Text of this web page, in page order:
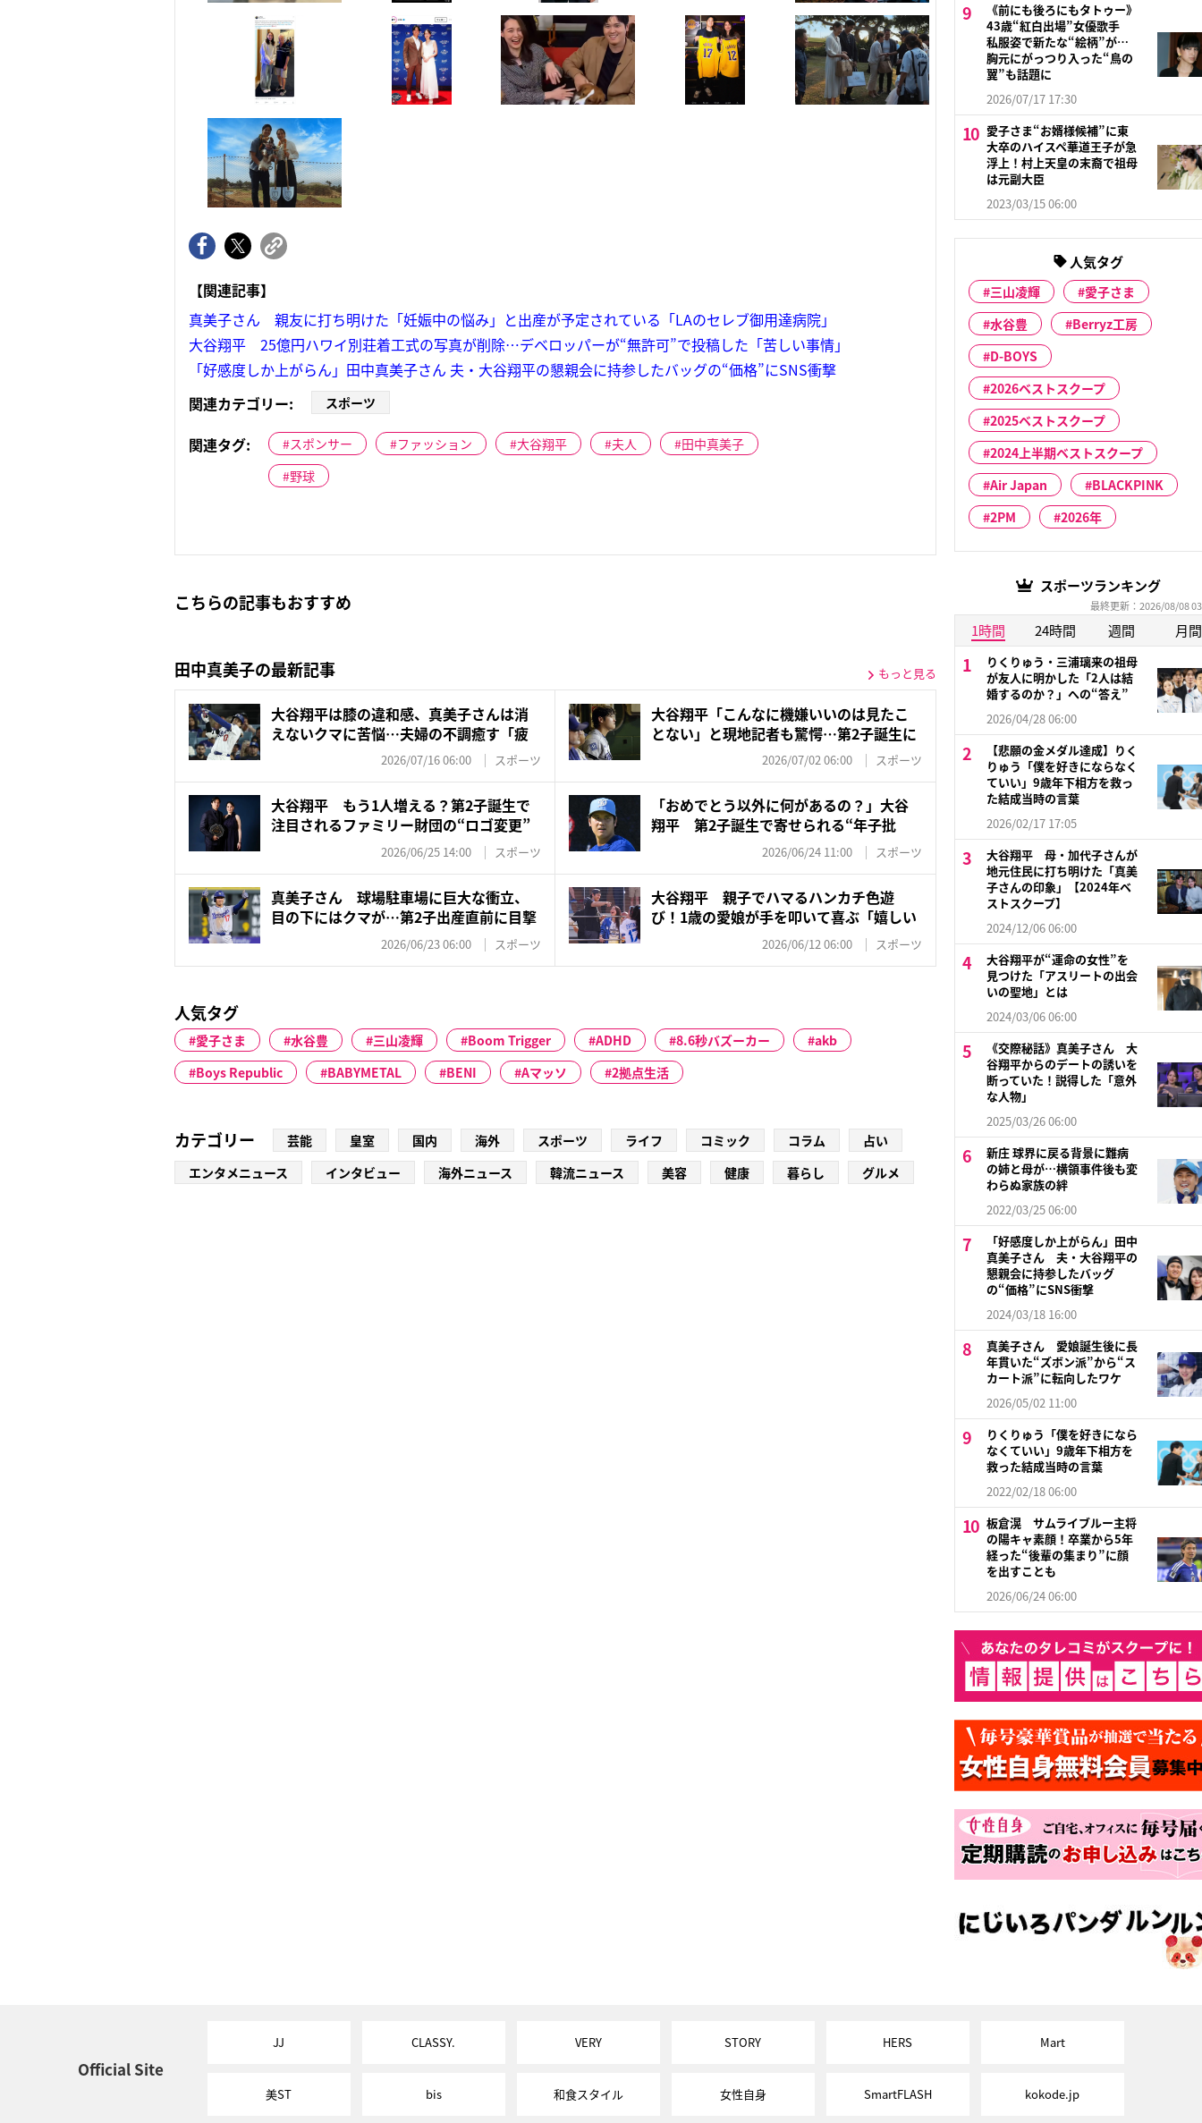
【関連記事】
真美子さん 親友に打ち明けた「妊娠中の悩み」と出産が予定されている「LAのセレブ御用達病院」
大谷翔平 25億円ハワイ別荘着工式の写真が削除…デベロッパーが“無許可”で投稿した「苦しい事情」
「好感度しか上がらん」田中真美子さん 夫・大谷翔平の懇親会に持参したバッグの“価格”にSNS衝撃
関連カテゴリー:
スポーツ
関連タグ: スポンサー ファッション 大谷翔平 夫人
田中真美子
野球
こちらの記事もおすすめ
田中真美子の最新記事 もっと見る
大谷翔平は膝の違和感、真美子さんは消
えないクマに苦悩…夫婦の不調癒す「疲
2026/07/16 06:00 スポーツ
大谷翔平「こんなに機嫌いいのは見たこ
とない」と現地記者も驚愕…第2子誕生に
2026/07/02 06:00 スポーツ
大谷翔平 もう1人増える？第2子誕生で
注目されるファミリー財団の“ロゴ変更”
2026/06/25 14:00 スポーツ
「おめでとう以外に何があるの？」大谷
翔平 第2子誕生で寄せられる“年子批
2026/06/24 11:00 スポーツ
真美子さん 球場駐車場に巨大な衝立、
目の下にはクマが…第2子出産直前に目撃
2026/06/23 06:00 スポーツ
大谷翔平 親子でハマるハンカチ色遊
び！1歳の愛娘が手を叩いて喜ぶ「嬉しい
2026/06/12 06:00 スポーツ
人気タグ
愛子さま 水谷豊 三山凌輝 Boom Trigger ADHD 8.6秒バズーカー
akb
Boys Republic
BABYMETAL BENI Aマッソ 2拠点生活
カテゴリー 芸能 皇室 国内 海外 スポーツ ライフ コミック コラム
占い
エンタメニュース
インタビュー 海外ニュース 韓流ニュース 美容 健康 暮らし グルメ
《前にも後ろにもタトゥー》
43歳“紅白出場”女優歌手
私服姿で新たな“絵柄”が…
胸元にがっつり入った“鳥の
翼”も話題に
2026/07/17 17:30
愛子さま“お婿様候補”に東
大卒のハイスペ華道王子が急
浮上！村上天皇の末裔で祖母
は元副大臣
2023/03/15 06:00
人気タグ
三山凌輝
愛子さま
水谷豊
Berryz工房
D-BOYS
2026ベストスクープ
2025ベストスクープ
2024上半期ベストスクープ
Air Japan
BLACKPINK
2PM
2026年
スポーツランキング
最終更新：2026/08/08
1時間 24時間 週間 月間
りくりゅう・三浦璃来の祖母
が友人に明かした「2人は結
婚するのか？」への“答え”
2026/04/28 06:00
【悲願の金メダル達成】りく
りゅう「僕を好きにならなく
ていい」9歳年下相方を救っ
た結成当時の言葉
2026/02/17 17:05
大谷翔平 母・加代子さんが
地元住民に打ち明けた「真美
子さんの印象」【2024年ベ
ストスクープ】
2024/12/06 06:00
大谷翔平が“運命の女性”を
見つけた「アスリートの出会
いの聖地」とは
2024/03/06 06:00
《交際秘話》真美子さん 大
谷翔平からのデートの誘いを
断っていた！説得した「意外
な人物」
2025/03/26 06:00
新庄 球界に戻る背景に難病
の姉と母が…横領事件後も変
わらぬ家族の絆
2022/03/25 06:00
「好感度しか上がらん」田中
真美子さん 夫・大谷翔平の
懇親会に持参したバッグ
の“価格”にSNS衝撃
2024/03/18 16:00
真美子さん 愛娘誕生後に長
年貫いた“ズボン派”から“ス
カート派”に転向したワケ
2026/05/02 11:00
りくりゅう「僕を好きになら
なくていい」9歳年下相方を
救った結成当時の言葉
2022/02/18 06:00
板倉滉 サムライブルー主将
の陽キャ素顔！卒業から5年
経った“後輩の集まり”に顔
を出すことも
2026/06/24 06:00
Official Site
JJ CLASSY. VERY STORY HERS Mart
美ST bis 和食スタイル 女性自身 SmartFLASH kokode.jp